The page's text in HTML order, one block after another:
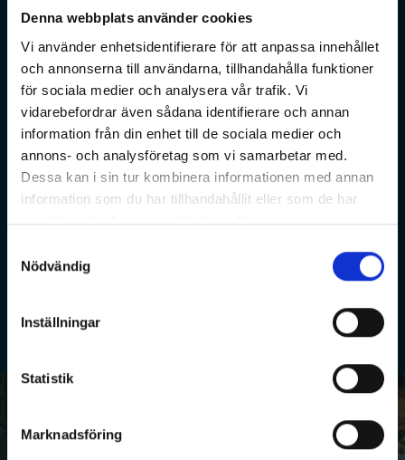
Denna webbplats använder cookies
Vi använder enhetsidentifierare för att anpassa innehållet
och annonserna till användarna, tillhandahålla funktioner
för sociala medier och analysera vår trafik. Vi
vidarebefordrar även sådana identifierare och annan
information från din enhet till de sociala medier och
annons- och analysföretag som vi samarbetar med.
Dessa kan i sin tur kombinera informationen med annan
information som du har tillhandahållit eller som de har
samlat in när du har använt deras tjänster.
Nödvändig
Inställningar
Statistik
Marknadsföring
Meddelande*
Jag godkänner hantering av personuppgifter enligt
integritetspolicyn av Strand Hotel.*
Ja